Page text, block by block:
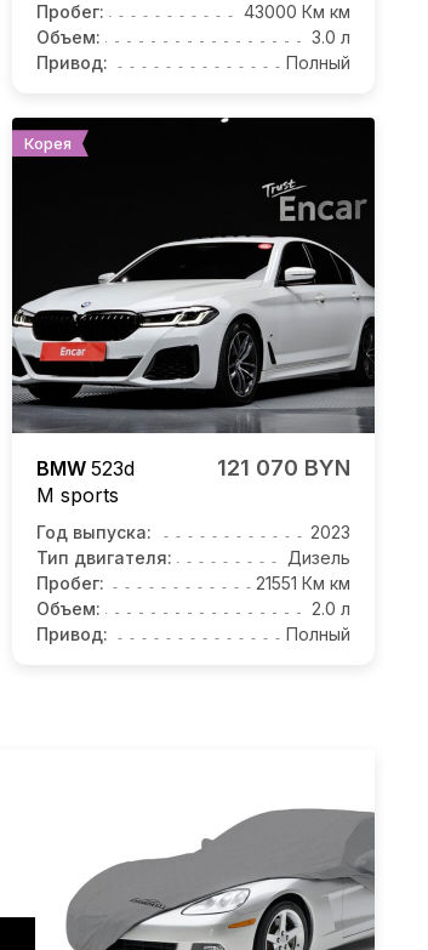
Пробег:
43000 Км км
Объем:
3.0 л
Привод:
Полный
Корея
BMW 523d
M sports
121 070 BYN
Год выпуска:
2023
Тип двигателя:
Дизель
Пробег:
21551 Км км
Объем:
2.0 л
Привод:
Полный